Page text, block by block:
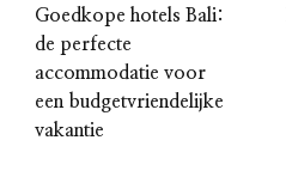
Goedkope hotels Bali:
de perfecte
accommodatie voor
een budgetvriendelijke
vakantie